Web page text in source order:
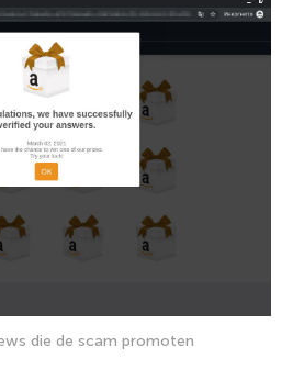
die de scam promoten